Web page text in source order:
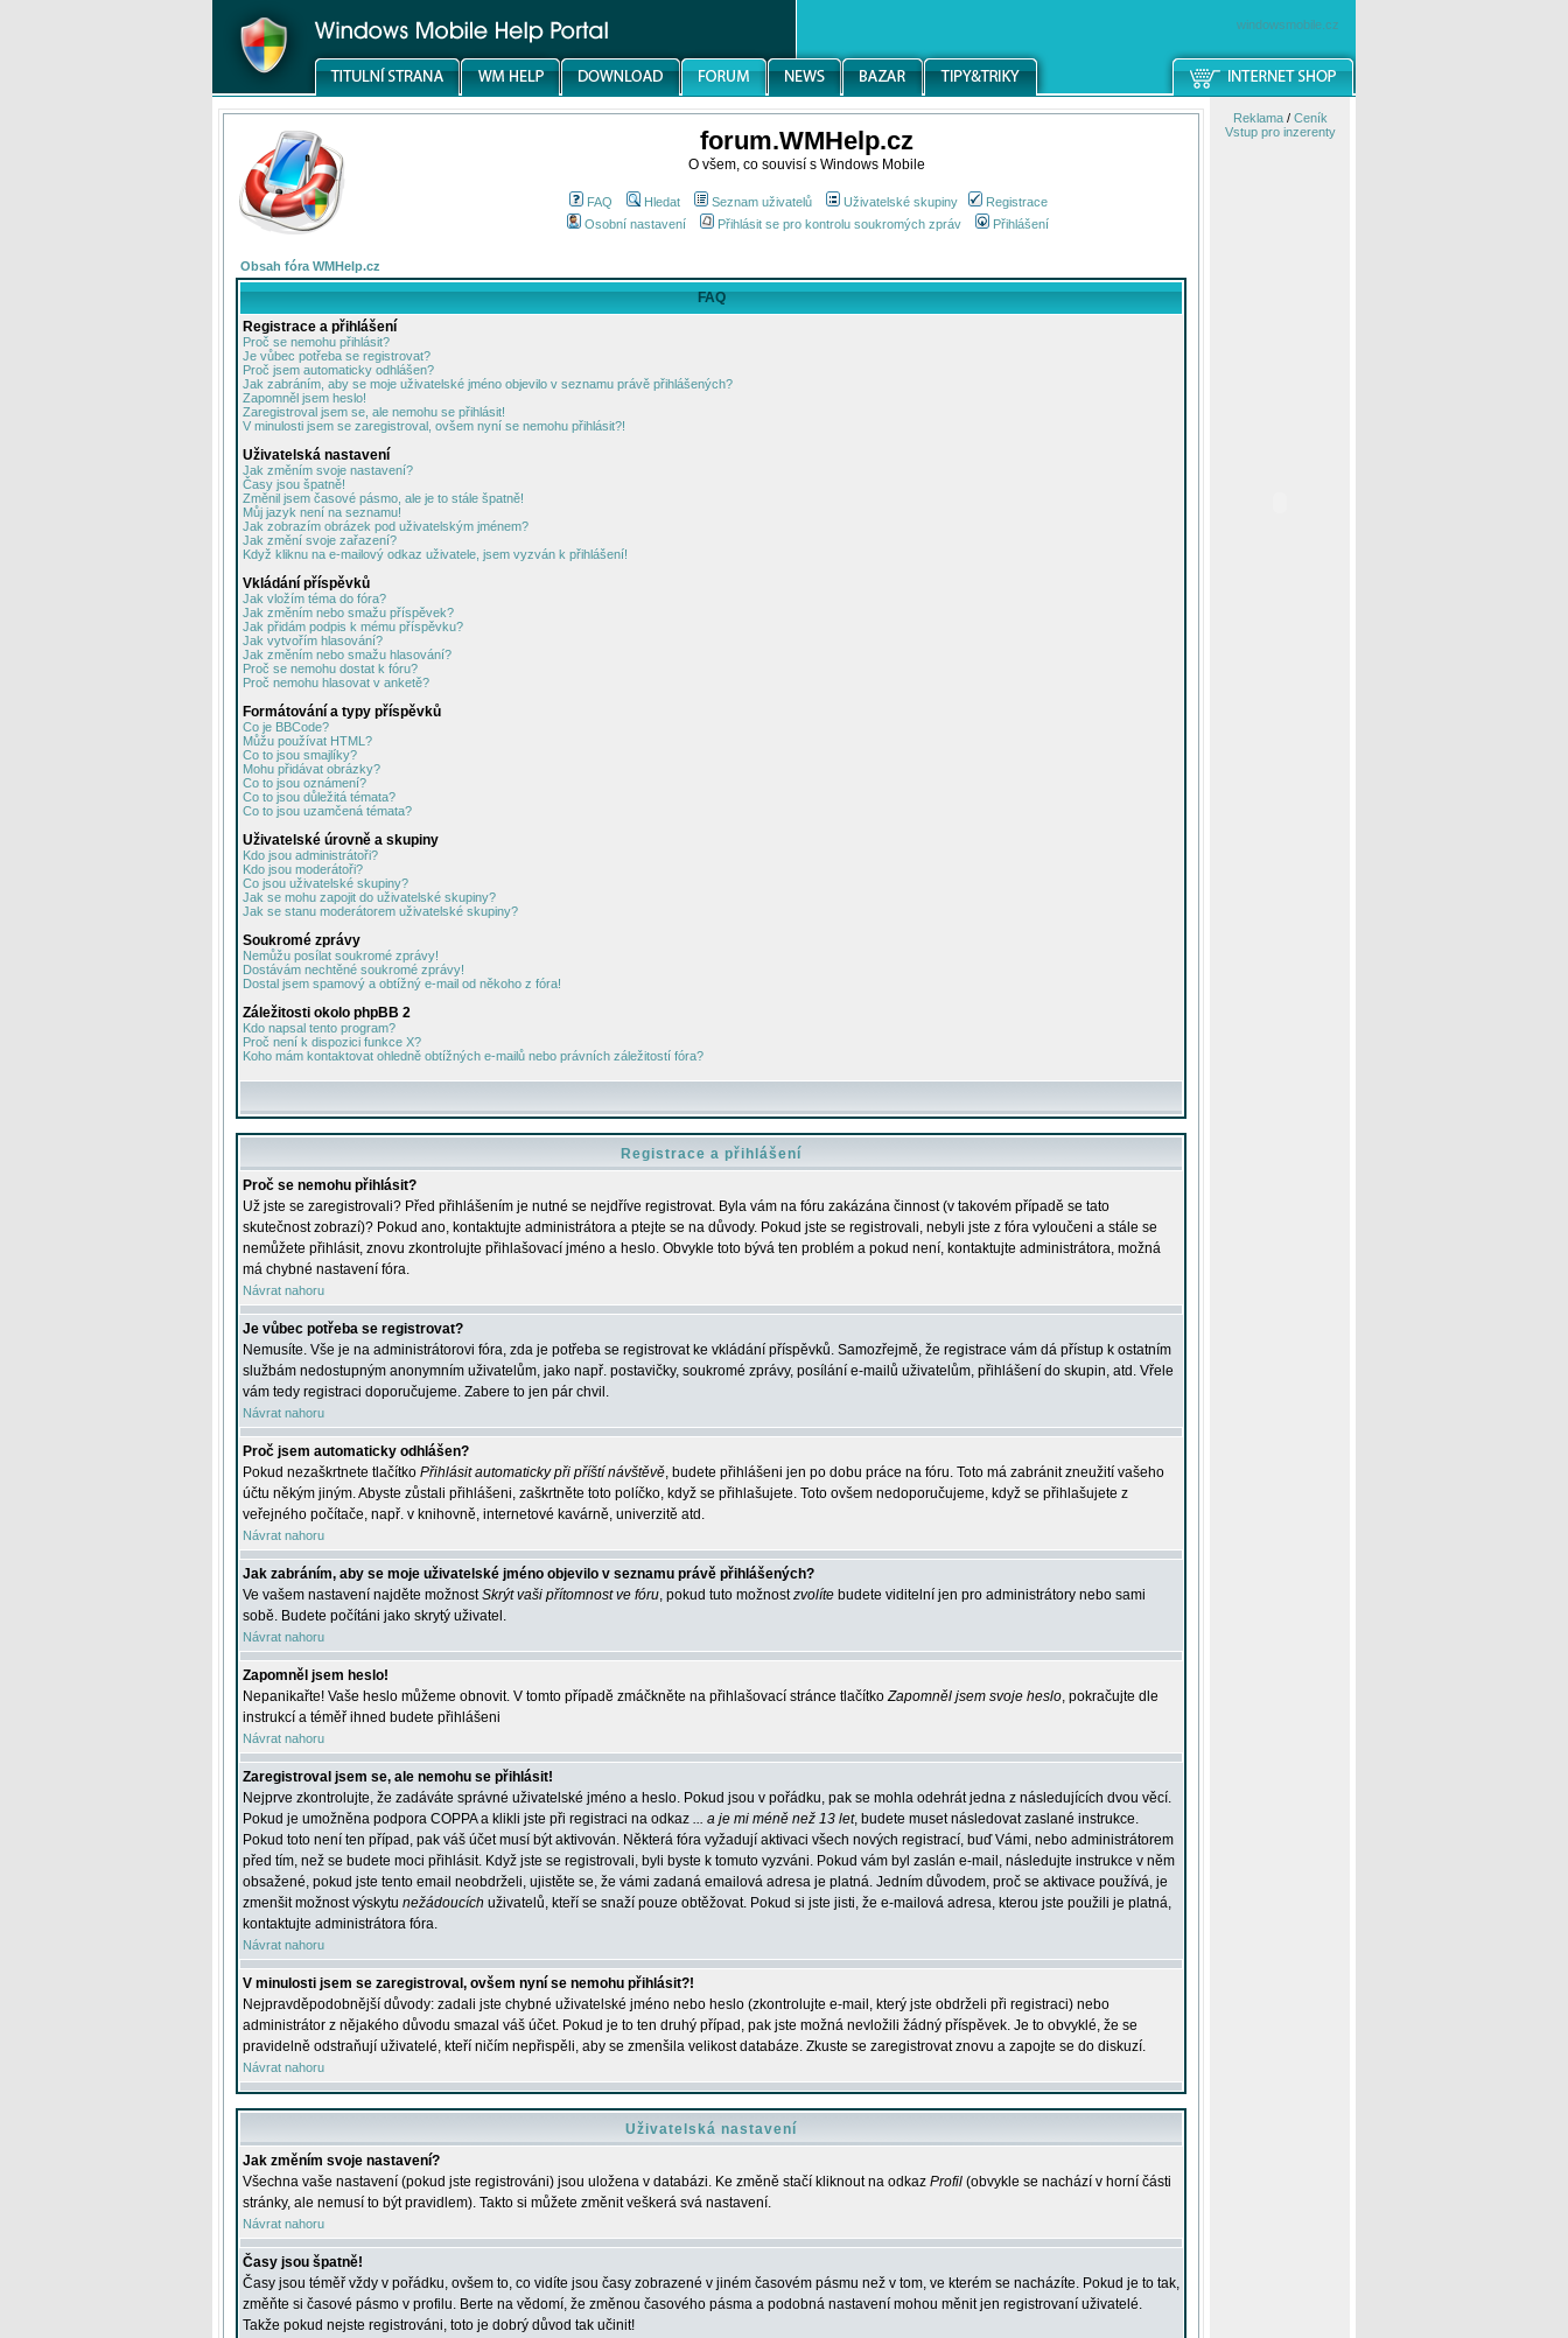
windowsmobile.cz
forum.WMHelp.cz
O všem, co souvisí s Windows Mobile
FAQ Hledat Seznam uživatelů Uživatelské skupiny
Registrace
Osobní nastavení
Přihlásit se pro kontrolu soukromých zpráv Přihlášení
Obsah fóra WMHelp.cz
FAQ
Registrace a přihlášení
Proč se nemohu přihlásit?
Je vůbec potřeba se registrovat?
Proč jsem automaticky odhlášen?
Jak zabráním, aby se moje uživatelské jméno objevilo v seznamu právě přihlášených?
Zapomněl jsem heslo!
Zaregistroval jsem se, ale nemohu se přihlásit!
V minulosti jsem se zaregistroval, ovšem nyní se nemohu přihlásit?!
Uživatelská nastavení
Jak změním svoje nastavení?
Časy jsou špatně!
Změnil jsem časové pásmo, ale je to stále špatně!
Můj jazyk není na seznamu!
Jak zobrazím obrázek pod uživatelským jménem?
Jak změní svoje zařazení?
Když kliknu na e-mailový odkaz uživatele, jsem vyzván k přihlášení!
Vkládání příspěvků
Jak vložím téma do fóra?
Jak změním nebo smažu příspěvek?
Jak přidám podpis k mému příspěvku?
Jak vytvořím hlasování?
Jak změním nebo smažu hlasování?
Proč se nemohu dostat k fóru?
Proč nemohu hlasovat v anketě?
Formátování a typy příspěvků
Co je BBCode?
Můžu používat HTML?
Co to jsou smajlíky?
Mohu přidávat obrázky?
Co to jsou oznámení?
Co to jsou důležitá témata?
Co to jsou uzamčená témata?
Uživatelské úrovně a skupiny
Kdo jsou administrátoři?
Kdo jsou moderátoři?
Co jsou uživatelské skupiny?
Jak se mohu zapojit do uživatelské skupiny?
Jak se stanu moderátorem uživatelské skupiny?
Soukromé zprávy
Nemůžu posílat soukromé zprávy!
Dostávám nechtěné soukromé zprávy!
Dostal jsem spamový a obtížný e-mail od někoho z fóra!
Záležitosti okolo phpBB 2
Kdo napsal tento program?
Proč není k dispozici funkce X?
Koho mám kontaktovat ohledně obtížných e-mailů nebo právních záležitostí fóra?
Registrace a přihlášení
Proč se nemohu přihlásit?
Už jste se zaregistrovali? Před přihlášením je nutné se nejdříve registrovat. Byla vám na fóru zakázána činnost (v takovém případě se tato
skutečnost zobrazí)? Pokud ano, kontaktujte administrátora a ptejte se na důvody. Pokud jste se registrovali, nebyli jste z fóra vyloučeni a stále se
nemůžete přihlásit, znovu zkontrolujte přihlašovací jméno a heslo. Obvykle toto bývá ten problém a pokud není, kontaktujte administrátora, možná
má chybné nastavení fóra.
Návrat nahoru
Je vůbec potřeba se registrovat?
Nemusíte. Vše je na administrátorovi fóra, zda je potřeba se registrovat ke vkládání příspěvků. Samozřejmě, že registrace vám dá přístup k ostatním
službám nedostupným anonymním uživatelům, jako např. postavičky, soukromé zprávy, posílání e-mailů uživatelům, přihlášení do skupin, atd. Vřele
vám tedy registraci doporučujeme. Zabere to jen pár chvil.
Návrat nahoru
Proč jsem automaticky odhlášen?
Pokud nezaškrtnete tlačítko Přihlásit automaticky při příští návštěvě, budete přihlášeni jen po dobu práce na fóru. Toto má zabránit zneužití vašeho
účtu někým jiným. Abyste zůstali přihlášeni, zaškrtněte toto políčko, když se přihlašujete. Toto ovšem nedoporučujeme, když se přihlašujete z
veřejného počítače, např. v knihovně, internetové kavárně, univerzitě atd.
Návrat nahoru
Jak zabráním, aby se moje uživatelské jméno objevilo v seznamu právě přihlášených?
Ve vašem nastavení najděte možnostSkrýt vaši přítomnost ve fóru, pokud tuto možnostzvolíte budete viditelní jen pro administrátory nebo sami
sobě. Budete počítáni jako skrytý uživatel.
Návrat nahoru
Zapomněl jsem heslo!
Nepanikařte! Vaše heslo můžeme obnovit. V tomto případě zmáčkněte na přihlašovací stránce tlačítkoZapomněl jsem svoje heslo, pokračujte dle
instrukcí a téměř ihned budete přihlášeni
Návrat nahoru
Zaregistroval jsem se, ale nemohu se přihlásit!
Nejprve zkontrolujte, že zadáváte správné uživatelské jméno a heslo. Pokud jsou v pořádku, pak se mohla odehrát jedna z následujících dvou věcí.
Pokud je umožněna podpora COPPA a klikli jste při registraci na odkaz ... a je mi méně než 13 let, budete muset následovat zaslané instrukce.
Pokud toto není ten případ, pak váš účet musí být aktivován. Některá fóra vyžadují aktivaci všech nových registrací, buď Vámi, nebo administrátorem
před tím, než se budete moci přihlásit. Když jste se registrovali, byli byste k tomuto vyzváni. Pokud vám byl zaslán e-mail, následujte instrukce v něm
obsažené, pokud jste tento email neobdrželi, ujistěte se, že vámi zadaná emailová adresa je platná. Jedním důvodem, proč se aktivace používá, je
zmenšit možnost výskytu nežádoucích uživatelů, kteří se snaží pouze obtěžovat. Pokud si jste jisti, že e-mailová adresa, kterou jste použili je platná,
kontaktujte administrátora fóra.
Návrat nahoru
V minulosti jsem se zaregistroval, ovšem nyní se nemohu přihlásit?!
Nejpravděpodobnější důvody: zadali jste chybné uživatelské jméno nebo heslo (zkontrolujte e-mail, který jste obdrželi při registraci) nebo
administrátor z nějakého důvodu smazal váš účet. Pokud je to ten druhý případ, pak jste možná nevložili žádný příspěvek. Je to obvyklé, že se
pravidelně odstraňují uživatelé, kteří ničím nepřispěli, aby se zmenšila velikost databáze. Zkuste se zaregistrovat znovu a zapojte se do diskuzí.
Návrat nahoru
Uživatelská nastavení
Jak změním svoje nastavení?
Všechna vaše nastavení (pokud jste registrováni) jsou uložena v databázi. Ke změně stačí kliknout na odkaz Profil (obvykle se nachází v horní části
stránky, ale nemusí to být pravidlem). Takto si můžete změnit veškerá svá nastavení.
Návrat nahoru
Časy jsou špatně!
Časy jsou téměř vždy v pořádku, ovšem to, co vidíte jsou časy zobrazené v jiném časovém pásmu než v tom, ve kterém se nacházíte. Pokud je to tak,
změňte si časové pásmo v profilu. Berte na vědomí, že změnou časového pásma a podobná nastavení mohou měnit jen registrovaní uživatelé.
Takže pokud nejste registrováni, toto je dobrý důvod tak učinit!
Reklama/ Ceník
Vstup pro inzerenty